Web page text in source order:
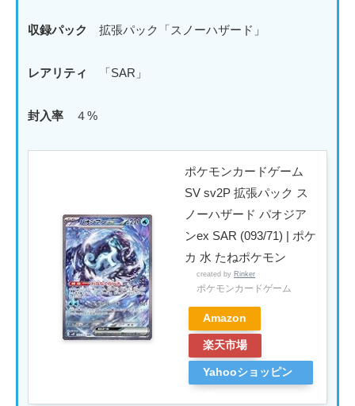
収録パック 拡張パック「スノーハザード」
レアリティ 「SAR」
封入率 ４%
ポケモンカードゲーム
SV sv2P 拡張パック ス
ノーハザード パオジア
ンex SAR (093/71) | ポケ
カ 水 たねポケモン
created by Rinker
ポケモンカードゲーム
Amazon
楽天市場
Yahooショッピン